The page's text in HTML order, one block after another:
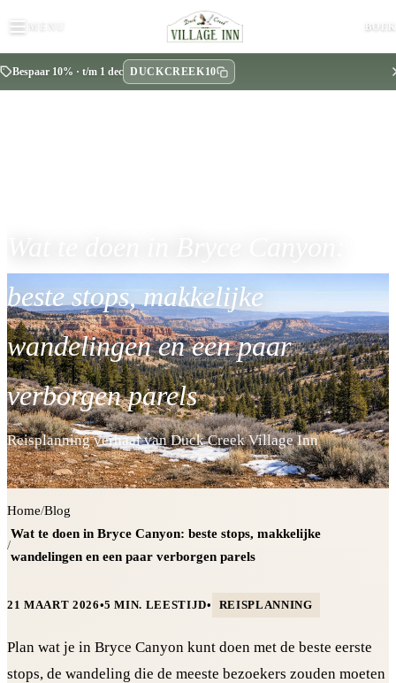
MENU BOEK
Bespaar 10% · t/m 1 dec DUCKCREEK10
beste stops, makkelijke
wandelingen en een paar
verborgen parels
Reisplanning verhaal van Duck Creek Village Inn
Home/Blog
/
Wat te doen in Bryce Canyon: beste stops, makkelijke
wandelingen en een paar verborgen parels
21 MAART 2026•5 MIN. LEESTIJD• REISPLANNING
Plan wat je in Bryce Canyon kunt doen met de beste eerste
stops, de wandeling die de meeste bezoekers zouden moeten